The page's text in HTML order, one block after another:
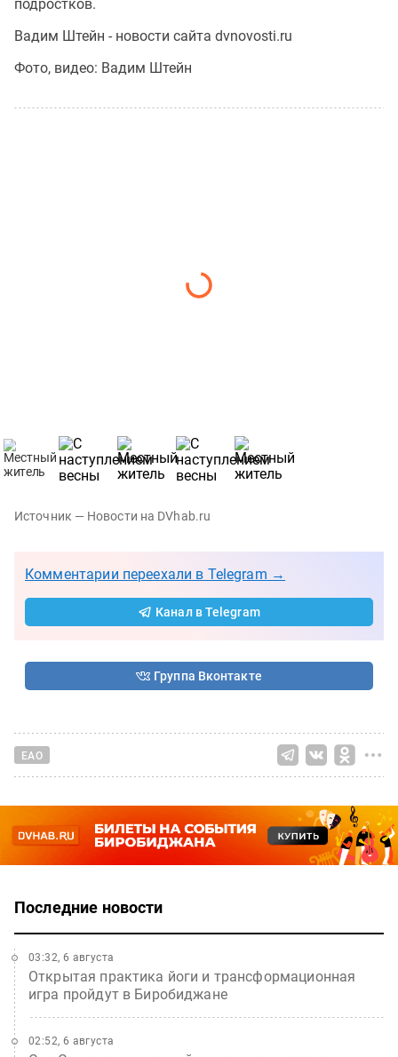
подростков.
Вадим Штейн - новости сайта dvnovosti.ru
Фото, видео: Вадим Штейн
Источник — Новости на DVhab.ru
Комментарии переехали в Telegram →
Канал в Telegram
Группа Вконтакте
ЕАО
Последние новости
Открытая практика йоги и трансформационная
игра пройдут в Биробиджане
03:32, 6 августа
02:52, 6 августа